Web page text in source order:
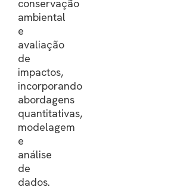
conservação
ambiental
e
avaliação
de
impactos,
incorporando
abordagens
quantitativas,
modelagem
e
análise
de
dados.